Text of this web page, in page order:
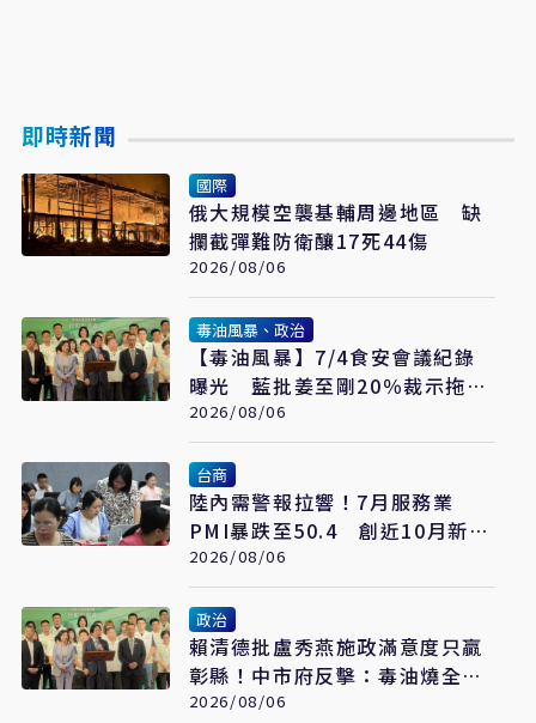
即時新聞
國際
俄大規模空襲基輔周邊地區 缺
攔截彈難防衛釀17死44傷
2026/08/06
毒油風暴、政治
【毒油風暴】7/4食安會議紀錄
曝光 藍批姜至剛20％裁示拖月
餘才認帳「賴清德是最大破口」
2026/08/06
台商
陸內需警報拉響！7月服務業
PMI暴跌至50.4 創近10月新
低 經濟復甦再遇壓力
2026/08/06
政治
賴清德批盧秀燕施政滿意度只贏
彰縣！中市府反擊：毒油燒全台
不救火 卻跑來打口水戰
2026/08/06